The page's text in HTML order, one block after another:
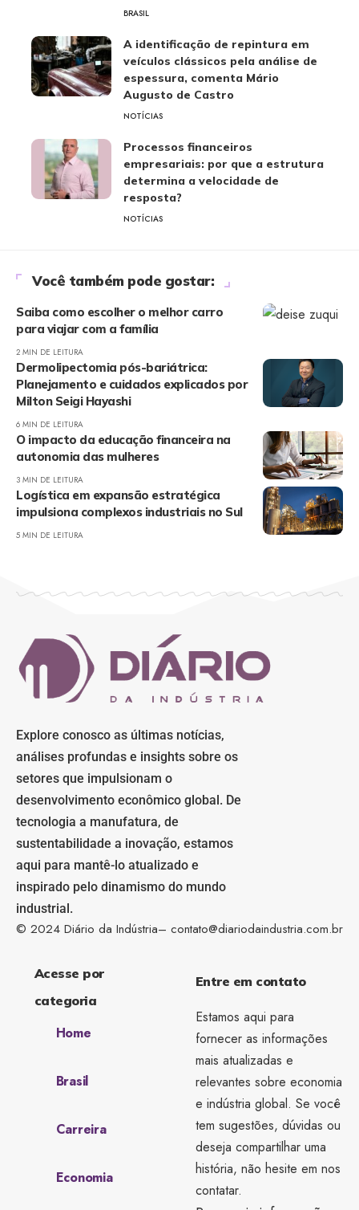
BRASIL
A identificação de repintura em
veículos clássicos pela análise de
espessura, comenta Mário
Augusto de Castro
NOTÍCIAS
Processos financeiros
empresariais: por que a estrutura
determina a velocidade de
resposta?
NOTÍCIAS
Você também pode gostar:
Saiba como escolher o melhor carro
para viajar com a família
2 MIN DE LEITURA
Dermolipectomia pós-bariátrica:
Planejamento e cuidados explicados por
Milton Seigi Hayashi
6 MIN DE LEITURA
O impacto da educação financeira na
autonomia das mulheres
3 MIN DE LEITURA
Logística em expansão estratégica
impulsiona complexos industriais no Sul
5 MIN DE LEITURA
Explore conosco as últimas notícias,
análises profundas e insights sobre os
setores que impulsionam o
desenvolvimento econômico global. De
tecnologia a manufatura, de
sustentabilidade a inovação, estamos
aqui para mantê-lo atualizado e
inspirado pelo dinamismo do mundo
industrial.
© 2024 Diário da Indústria– contato@diariodaindustria.com.br
Acesse por
categoria
Home
Brasil
Carreira
Economia
Entre em contato
Estamos aqui para
fornecer as informações
mais atualizadas e
relevantes sobre economia
e indústria global. Se você
tem sugestões, dúvidas ou
deseja compartilhar uma
história, não hesite em nos
contatar.